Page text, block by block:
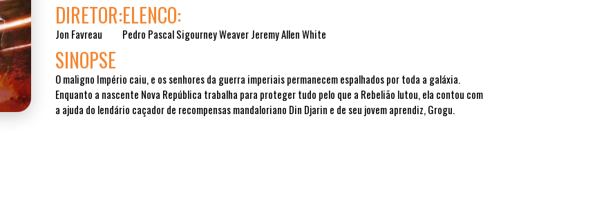
DIRETOR:
Jon Favreau
ELENCO:
Pedro Pascal Sigourney Weaver Jeremy Allen White
SINOPSE
O maligno Império caiu, e os senhores da guerra imperiais permanecem espalhados por toda a galáxia.
Enquanto a nascente Nova República trabalha para proteger tudo pelo que a Rebelião lutou, ela contou com
a ajuda do lendário caçador de recompensas mandaloriano Din Djarin e de seu jovem aprendiz, Grogu.